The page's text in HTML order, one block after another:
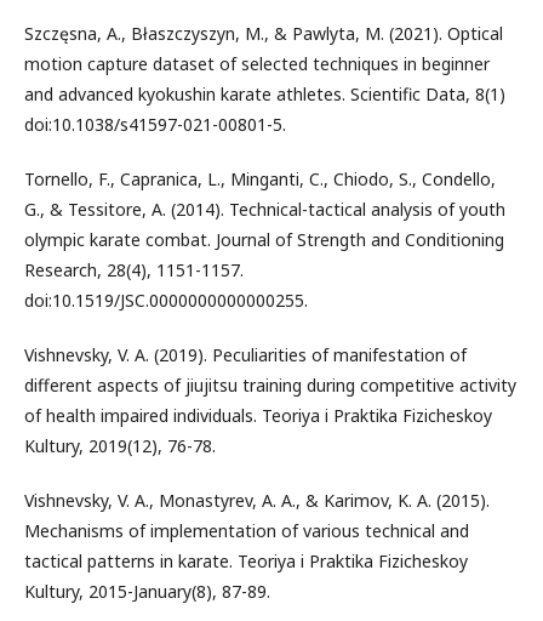
Szczęsna, A., Błaszczyszyn, M., & Pawlyta, M. (2021). Optical
motion capture dataset of selected techniques in beginner
and advanced kyokushin karate athletes. Scientific Data, 8(1)
doi:10.1038/s41597-021-00801-5.
Tornello, F., Capranica, L., Minganti, C., Chiodo, S., Condello,
G., & Tessitore, A. (2014). Technical-tactical analysis of youth
olympic karate combat. Journal of Strength and Conditioning
Research, 28(4), 1151-1157.
doi:10.1519/JSC.0000000000000255.
Vishnevsky, V. A. (2019). Peculiarities of manifestation of
different aspects of jiujitsu training during competitive activity
of health impaired individuals. Teoriya i Praktika Fizicheskoy
Kultury, 2019(12), 76-78.
Vishnevsky, V. A., Monastyrev, A. A., & Karimov, K. A. (2015).
Mechanisms of implementation of various technical and
tactical patterns in karate. Teoriya i Praktika Fizicheskoy
Kultury, 2015-January(8), 87-89.